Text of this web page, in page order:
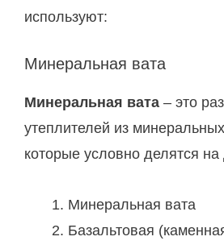
используют:
Минеральная вата
Минеральная вата – это
утеплителей из
которые условно делятся
Минеральная вата
Базальтовая